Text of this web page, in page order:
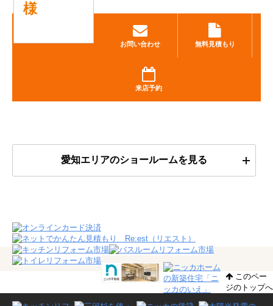
様
お問い合わせ 無料見積もり
来店予約
愛知エリアのショールームを見る
このペー
ジのトップへ